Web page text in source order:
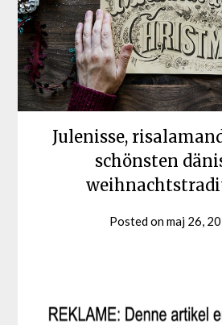
Julenisse,
schönsten
Posted onmaj 26,